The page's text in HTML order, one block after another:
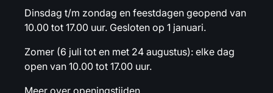
Dinsdag t/m zondag en feestdagen geopend van
10.00 tot 17.00 uur. Gesloten op 1 januari.
Zomer (6 juli tot en met 24 augustus): elke dag
open van 10.00 tot 17.00 uur.
Meer over openingstijden